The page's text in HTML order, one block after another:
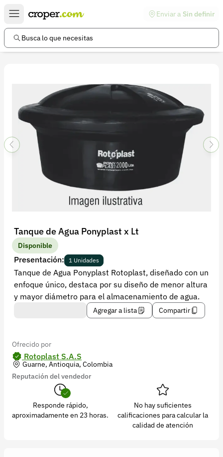
Enviar a Sin definir
Busca lo que necesitas
Tanque de Agua Ponyplast x Lt
Disponible
Presentación: 1 Unidades
Tanque de Agua Ponyplast Rotoplast, diseñado con un
enfoque único, destaca por su diseño de menor altura
y mayor diámetro para el almacenamiento de agua.
Agregar a lista Compartir
Ofrecido por
Rotoplast S.A.S
Guarne, Antioquia, Colombia
Reputación del vendedor
Responde rápido,
aproximadamente en 23 horas.
No hay suficientes
calificaciones para calcular la
calidad de atención
Enlaces de interés
Preguntas frecuentes
Información legal
Términos y condiciones
Política de devoluciones
Política de privacidad
Recuperar contraseña
Contacto
Soporte
+57 323 2931928
Versión 5.45.0
Síguenos